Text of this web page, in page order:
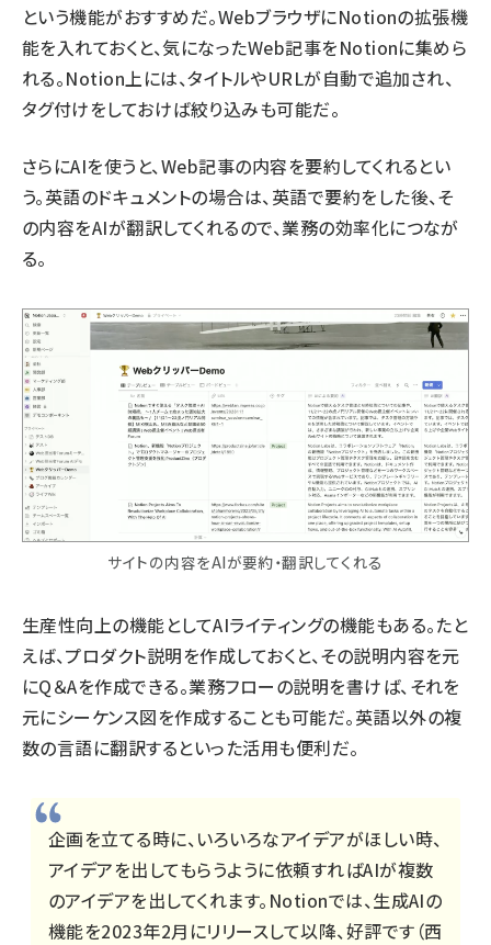
という機能がおすすめだ。WebブラウザにNotionの拡張機
能を入れておくと、気になったWeb記事をNotionに集めら
れる。Notion上には、タイトルやURLが自動で追加され、
タグ付けをしておけば絞り込みも可能だ。
さらにAIを使うと、Web記事の内容を要約してくれるとい
う。英語のドキュメントの場合は、英語で要約をした後、そ
の内容をAIが翻訳してくれるので、業務の効率化につなが
る。
サイトの内容をAIが要約・翻訳してくれる
生産性向上の機能としてAIライティングの機能もある。たと
えば、プロダクト説明を作成しておくと、その説明内容を元
にQ＆Aを作成できる。業務フローの説明を書けば、それを
元にシーケンス図を作成することも可能だ。英語以外の複
数の言語に翻訳するといった活用も便利だ。
企画を立てる時に、いろいろなアイデアがほしい時、
アイデアを出してもらうように依頼すればAIが複数
のアイデアを出してくれます。Notionでは、生成AIの
機能を2023年2月にリリースして以降、好評です（西